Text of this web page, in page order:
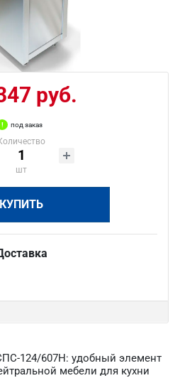
руб.
под заказ
шт
КУПИТЬ
124/607Н: удобный элемент
мебели для кухни